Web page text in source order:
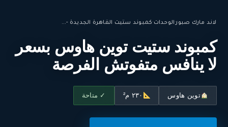
لاند مارك صبور·الوحدات·كمبوند ستيت القاهرة الجديدة -...
كمبوند ستيت توين هاوس بسعر
لا ينافس متفوتش الفرصة
توين هاوس ٢٣٠ م² ✓ متاحة